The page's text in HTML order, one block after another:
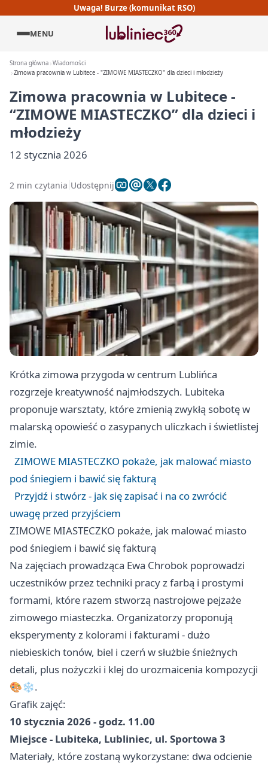
Uwaga! Burze (komunikat RSO)
MENU
Strona główna Wiadomości
Zimowa pracownia w Lubitece - "ZIMOWE MIASTECZKO" dla dzieci i młodzieży
Zimowa pracownia w Lubitece -
“ZIMOWE MIASTECZKO” dla dzieci i
młodzieży
12 stycznia 2026
2 min czytania Udostępnij
Krótka zimowa przygoda w centrum Lublińca
rozgrzeje kreatywność najmłodszych. Lubiteka
proponuje warsztaty, które zmienią zwykłą sobotę w
malarską opowieść o zasypanych uliczkach i świetlistej
zimie.
ZIMOWE MIASTECZKO pokaże, jak malować miasto
pod śniegiem i bawić się fakturą
Przyjdź i stwórz - jak się zapisać i na co zwrócić
uwagę przed przyjściem
ZIMOWE MIASTECZKO pokaże, jak malować miasto
pod śniegiem i bawić się fakturą
Na zajęciach prowadząca Ewa Chrobok poprowadzi
uczestników przez techniki pracy z farbą i prostymi
formami, które razem stworzą nastrojowe pejzaże
zimowego miasteczka. Organizatorzy proponują
eksperymenty z kolorami i fakturami - dużo
niebieskich tonów, biel i czerń w służbie śnieżnych
detali, plus nożyczki i klej do urozmaicenia kompozycji
🎨❄️.
Grafik zajęć:
10 stycznia 2026 - godz. 11.00
Miejsce - Lubiteka, Lubliniec, ul. Sportowa 3
Materiały, które zostaną wykorzystane: dwa odcienie